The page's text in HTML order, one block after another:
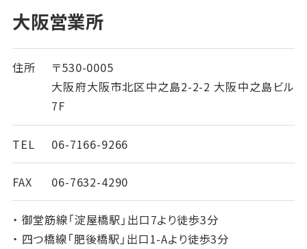
大阪営業所
住所
〒530-0005
大阪府大阪市北区中之島2-2-2 大阪中之島ビル
7F
TEL 06-7166-9266
FAX 06-7632-4290
・ 御堂筋線「淀屋橋駅」出口7より徒歩3分
・ 四つ橋線「肥後橋駅」出口1-Aより徒歩3分